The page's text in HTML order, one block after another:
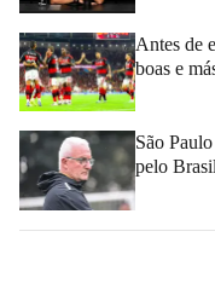
Antes de
boas e
São
pelo